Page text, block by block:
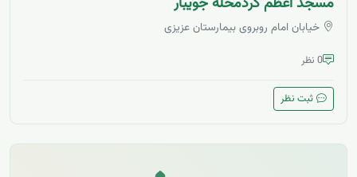
خیابان امام روبروی بیمارستان عزیزی
0 نظر
ثبت نظر